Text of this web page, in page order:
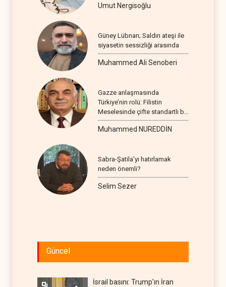
Umut Nergisoğlu
Güney Lübnan; Saldırı ateşi ile
siyasetin sessizliği arasında
Muhammed Ali Senoberi
Gazze anlaşmasında
Türkiye’nin rolü: Filistin
Meselesinde çifte standartlı bir
seyir
Muhammed NUREDDİN
Sabra-Şatila’yı hatırlamak
neden önemli?
Selim Sezer
Güncel
İsrail basını: Trump'ın İran